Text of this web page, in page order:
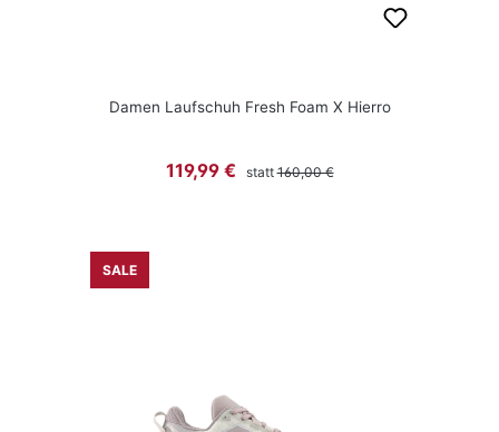
Damen Laufschuh Fresh Foam X Hierro
Verkaufspreis:
119,99 € stattRegulärer Preis:
160,00 €
SALE